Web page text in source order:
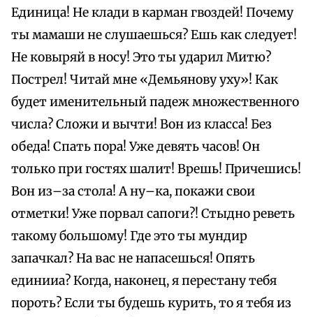
Единица! Не клади в карман гвоздей! Почему
ты мамаши не слушаешься? Ешь как следует!
Не ковыряй в носу! Это ты ударил Митю?
Пострел! Читай мне «Демьянову уху»! Как
будет именительный падеж множественного
числа? Сложи и вычти! Вон из класса! Без
обеда! Спать пора! Уже девять часов! Он
только при гостях шалит! Врешь! Причешись!
Вон из–за стола! А ну–ка, покажи свои
отметки! Уже порвал сапоги?! Стыдно реветь
такому большому! Где это ты мундир
запачкал? На вас не напасешься! Опять
единииа? Когда, наконец, я перестану тебя
пороть? Если ты будешь курить, то я тебя из